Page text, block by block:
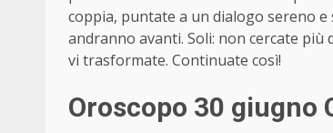
coppia, puntate a un dialogo sereno
andranno avanti. Soli: non cercate
vi trasformate. Continuate così!
Oroscopo 30 giugno